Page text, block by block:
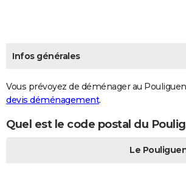
Infos générales
Vous prévoyez de déménager au
devis déménagement.
Quel est le code postal du
Le